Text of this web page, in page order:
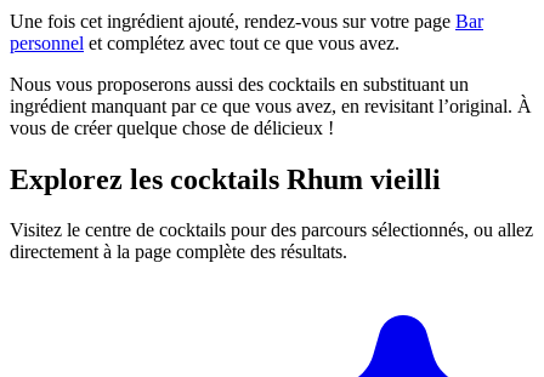
Une fois cet ingrédient ajouté, rendez-vous sur votre page Bar
personnel et complétez avec tout ce que vous avez.
Nous vous proposerons aussi des cocktails en substituant un
ingrédient manquant par ce que vous avez, en revisitant l’original. À
vous de créer quelque chose de délicieux !
Explorez les cocktails Rhum vieilli
Visitez le centre de cocktails pour des parcours sélectionnés, ou allez
directement à la page complète des résultats.